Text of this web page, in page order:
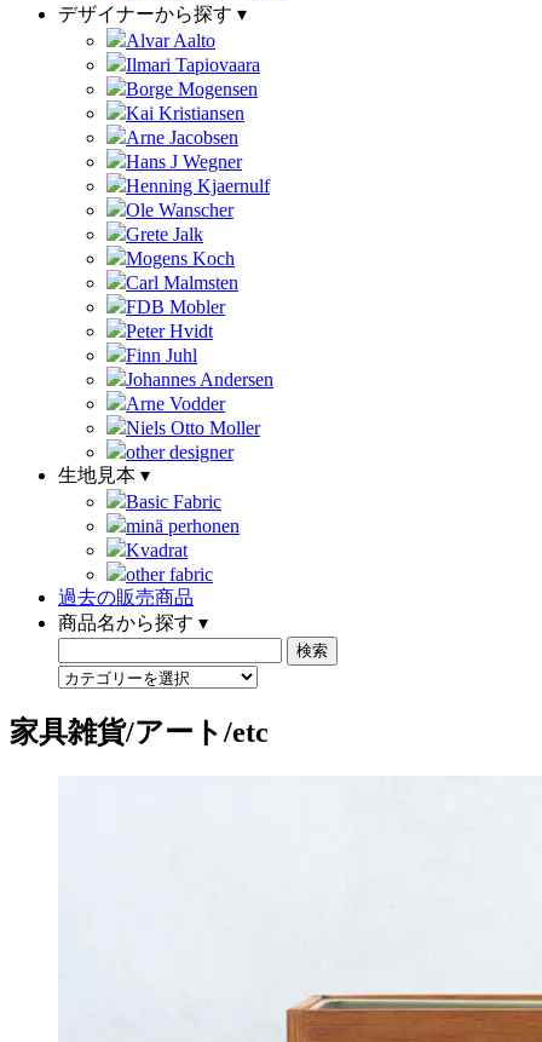
デザイナーから探す ▾
Alvar Aalto
Ilmari Tapiovaara
Borge Mogensen
Kai Kristiansen
Arne Jacobsen
Hans J Wegner
Henning Kjaernulf
Ole Wanscher
Grete Jalk
Mogens Koch
Carl Malmsten
FDB Mobler
Peter Hvidt
Finn Juhl
Johannes Andersen
Arne Vodder
Niels Otto Moller
other designer
生地見本 ▾
Basic Fabric
minä perhonen
Kvadrat
other fabric
過去の販売商品
商品名から探す ▾
家具雑貨/アート/etc